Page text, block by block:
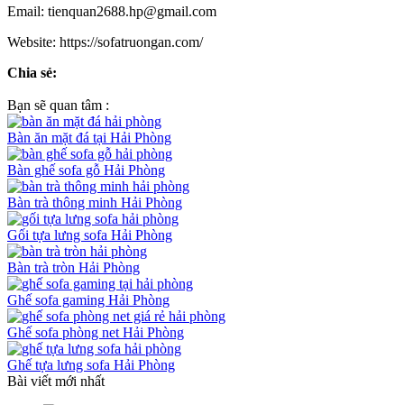
Email: tienquan2688.hp@gmail.com
Website: https://sofatruongan.com/
Chia sẻ:
Bạn sẽ quan tâm :
Bàn ăn mặt đá tại Hải Phòng
Bàn ghế sofa gỗ Hải Phòng
Bàn trà thông minh Hải Phòng
Gối tựa lưng sofa Hải Phòng
Bàn trà tròn Hải Phòng
Ghế sofa gaming Hải Phòng
Ghế sofa phòng net Hải Phòng
Ghế tựa lưng sofa Hải Phòng
Bài viết mới nhất